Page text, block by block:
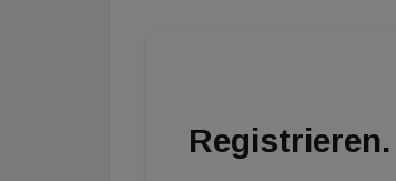
sieht spürbare Auswirkungen
bewegte sich auch 2020 auf
Nachfrage, sowohl von
weiterhin sehr großer